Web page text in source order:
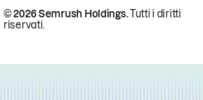
© 2026 Semrush Holdings.Tutti i diritti
riservati.